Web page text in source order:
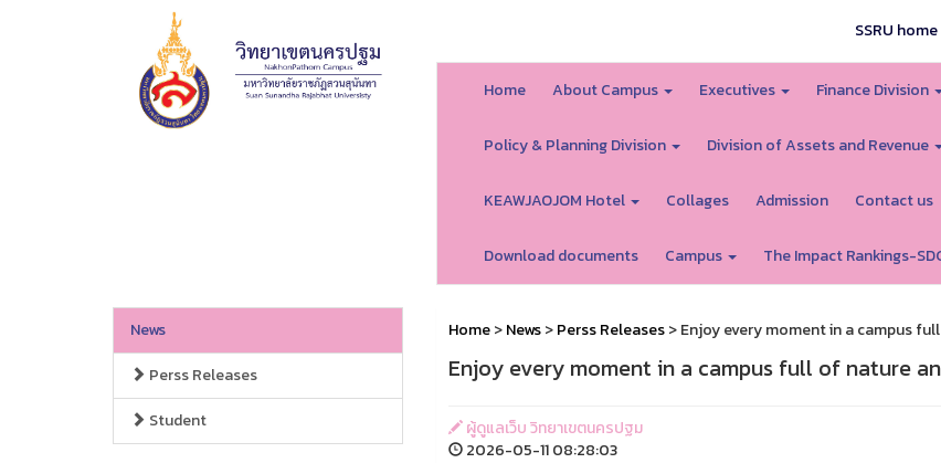
SSRU home
Home About Campus Executives Finance Division
Policy & Planning Division Division of Assets and Revenue
KEAWJAOJOM Hotel Collages Admission Contact us
Download documents Campus The Impact Rankings-
News
Perss Releases
Student
Home>News>Perss Releases> Enjoy every moment in a campus
Enjoy every moment in a campus full of nature
ผู้ดูแลเว็บ วิทยาเขตนครปฐม
2026-05-11 08:28:03